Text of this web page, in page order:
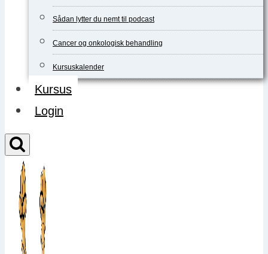
Sådan lytter du nemt til podcast
Cancer og onkologisk behandling
Kursuskalender
Kursus
Login